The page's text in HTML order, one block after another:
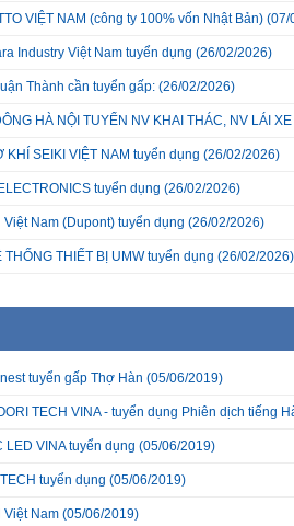
VIỆT NAM (công ty 100% vốn Nhật Bản) (07/
Industry Việt Nam tuyển dụng (26/02/2026)
Thành cần tuyển gấp: (26/02/2026)
HÀ NỘI TUYỂN NV KHAI THÁC, NV LÁI
KHÍ SEIKI VIỆT NAM tuyển dụng (26/02/2026)
tuyển dụng (26/02/2026)
Nam (Dupont) tuyển dụng (26/02/2026)
THỐNG THIẾT BỊ UMW tuyển dụng (26/02/2026)
tuyển gấp Thợ Hàn (05/06/2019)
TECH VINA - tuyển dụng Phiên dịch tiếng
LED VINA tuyển dụng (05/06/2019)
tuyển dụng (05/06/2019)
Việt Nam (05/06/2019)